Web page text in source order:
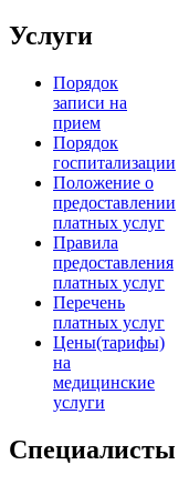
Услуги
Порядок
записи на
прием
Порядок
госпитализации
Положение о
предоставлении
платных услуг
Правила
предоставления
платных услуг
Перечень
платных услуг
Цены(тарифы)
на
медицинские
услуги
Специалисты